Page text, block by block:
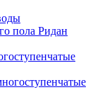
пола Ридан